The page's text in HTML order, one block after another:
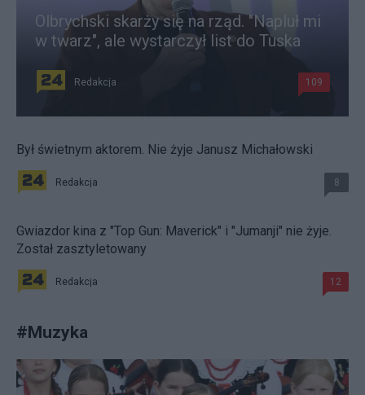
Olbrychski skarży się na rząd. "Napluł mi
w twarz", ale wystarczył list do Tuska
Redakcja 109
Był świetnym aktorem. Nie żyje Janusz Michałowski
Redakcja 8
Gwiazdor kina z "Top Gun: Maverick" i "Jumanji" nie żyje.
Został zasztyletowany
Redakcja 12
#Muzyka